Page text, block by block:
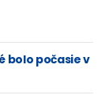
bolo počasie v